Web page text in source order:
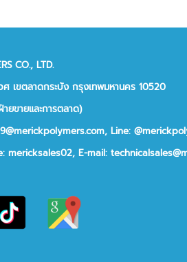
CO., LTD.
เขตลาดกระบัง กรุงเทพมหานคร 10520
ขายและการตลาด)
, Line:
mericksales02, E-mail: